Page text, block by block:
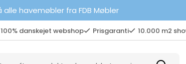
alle havemøbler fra FDB Møbler
100% danskejet webshop Prisgaranti 10.000 m2